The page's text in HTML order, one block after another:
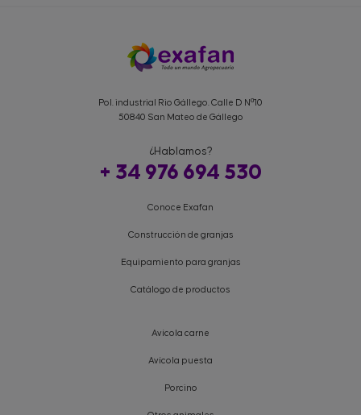
Pol. industrial Rio Gállego. Calle D Nº10
50840 San Mateo de Gállego
¿Hablamos?
+ 34 976 694 530
Conoce Exafan
Construcción de granjas
Equipamiento para granjas
Catálogo de productos
Avícola carne
Avícola puesta
Porcino